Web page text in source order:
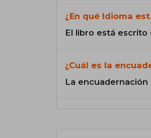
¿En qué Idioma
El libro está escrito
¿Cuál es la
La